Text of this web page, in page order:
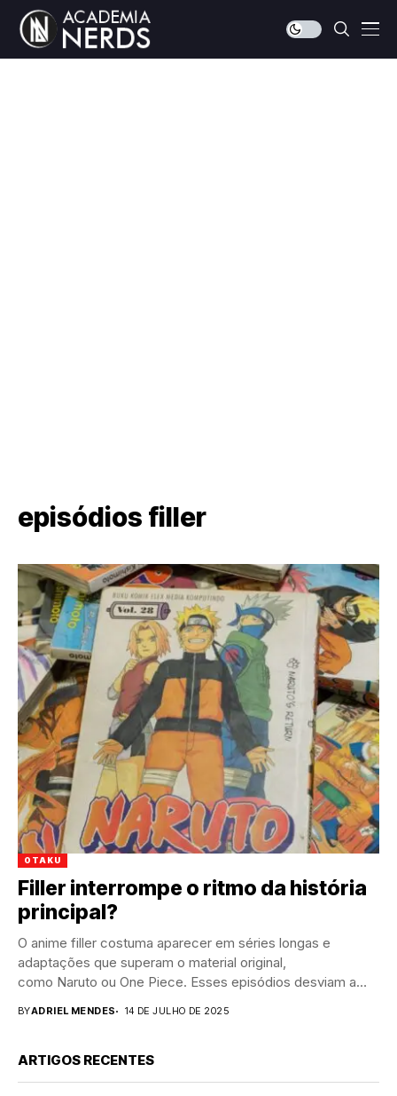
episódios filler
OTAKU
Filler interrompe o ritmo da história
principal?
O anime filler costuma aparecer em séries longas e
adaptações que superam o material original,
como Naruto ou One Piece. Esses episódios desviam a
BYADRIEL MENDES 14 DE JULHO DE 2025
ARTIGOS RECENTES